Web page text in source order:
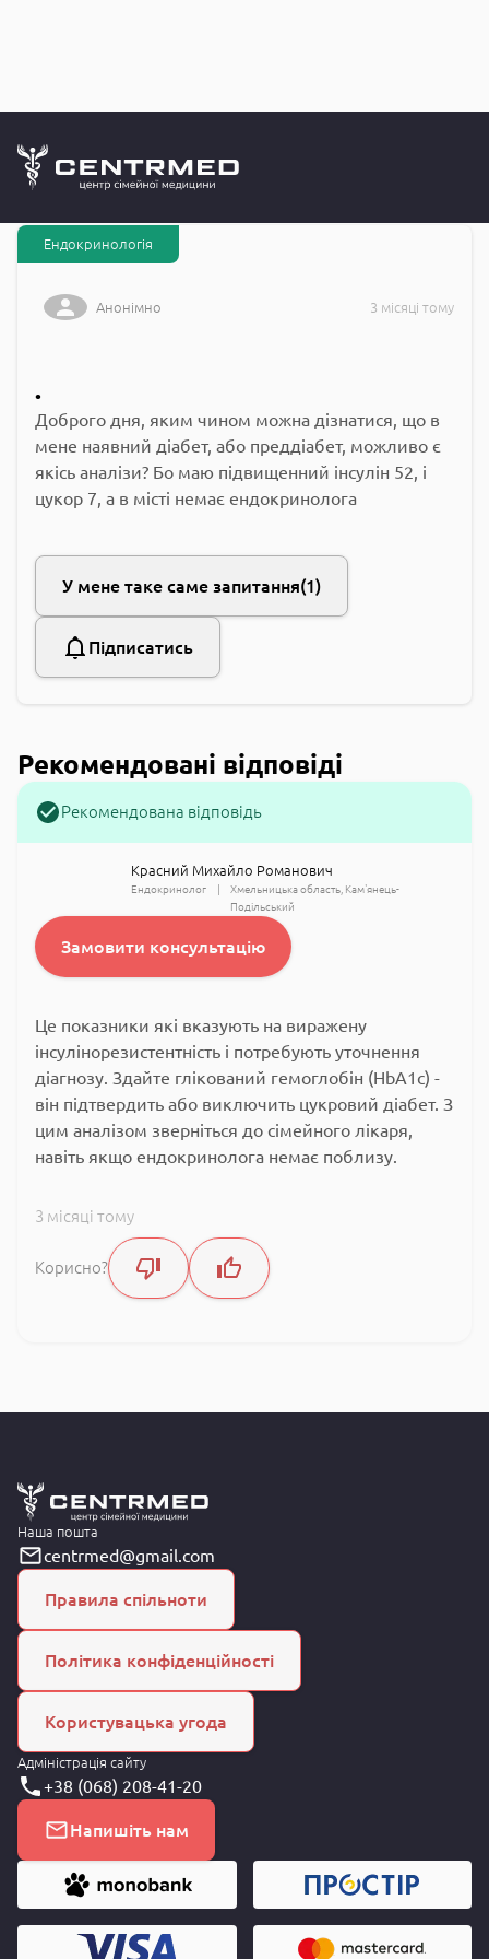
CENTRMED: Задай питання лікарю онлайн
Ендокринологія
Анонімно 3 місяці тому
.
Доброго дня, яким чином можна дізнатися, що в
мене наявний діабет, або преддіабет, можливо є
якісь аналізи? Бо маю підвищенний інсулін 52, і
цукор 7, а в місті немає ендокринолога
У мене таке саме запитання 1
Підписатись
Рекомендовані відповіді
Рекомендована відповідь
Красний Михайло Романович
Ендокринолог Хмельницька область Кам'янець-
Подільський
Замовити консультацію
Це показники які вказують на виражену
інсулінорезистентність і потребують уточнення
діагнозу. Здайте глікований гемоглобін (HbA1c) -
він підтвердить або виключить цукровий діабет. З
цим аналізом зверніться до сімейного лікаря,
навіть якщо ендокринолога немає поблизу.
3 місяці тому
Корисно?
Наша пошта
centrmed@gmail.com
Правила спільноти
Політика конфіденційності
Користувацька угода
Адміністрація сайту
+38 (068) 208-41-20
Напишіть нам